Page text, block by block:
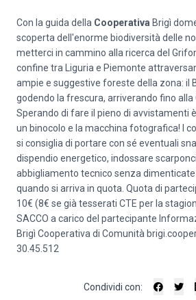
Con la guida della Cooperativa Brigì
scoperta dell'enorme biodiversità delle
metterci in cammino alla ricerca del
confine tra Liguria e Piemonte
ampie e suggestive foreste della zona: il
godendo la frescura, arriverando fino alla
Sperando di fare il pieno di avvistamenti
un binocolo e la macchina fotografica! I
si consiglia di portare con sé eventuali
dispendio energetico, indossare
abbigliamento tecnico senza
quando si arriva in quota. Quota di
10€ (8€ se già tesserati CTE per la
SACCO a carico del partecipante
Brigì Cooperativa di Comunità
30.45.512
Condividi con: